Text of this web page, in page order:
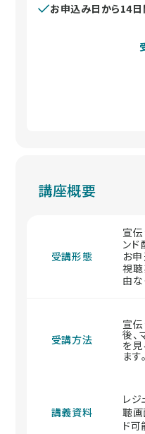
お申込み日から14
講座概要
受講形態
宣
ンド
お
視
由な
受講方法
宣
後、
を
ます。
講義資料
レ
聴画
ド可